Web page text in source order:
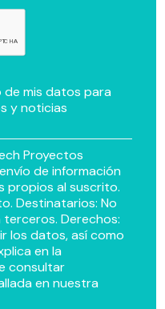
mis datos para
y noticias
Proyectos
de información
propios al suscrito.
Destinatarios: No
Derechos:
los datos, así como
en la
consultar
en nuestra